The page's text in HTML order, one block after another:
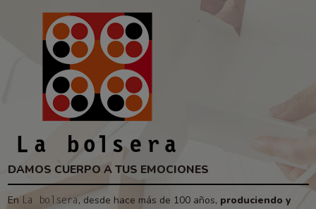
DAMOS CUERPO A TUS EMOCIONES
En La bolsera , desde hace más de 100 años, produciendo y